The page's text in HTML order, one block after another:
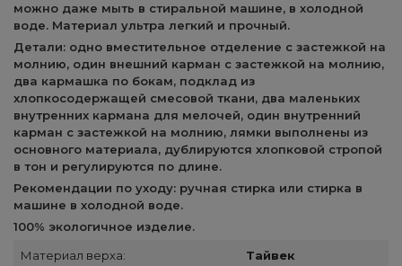
можно даже мыть в стиральной машине, в холодной
воде. Материал ультра легкий и прочный.
Детали: одно вместительное отделение с застежкой на
молнию, один внешний карман с застежкой на молнию,
два кармашка по бокам, подклад из
хлопкосодержащей смесовой ткани, два маленьких
внутренних кармана для мелочей, один внутренний
карман с застежкой на молнию, лямки выполнены из
основного материала, дублируются хлопковой стропой
в тон и регулируются по длине.
Рекомендации по уходу: ручная стирка или стирка в
машине в холодной воде.
100% экологичное изделие.
Материал верха:
Тайвек